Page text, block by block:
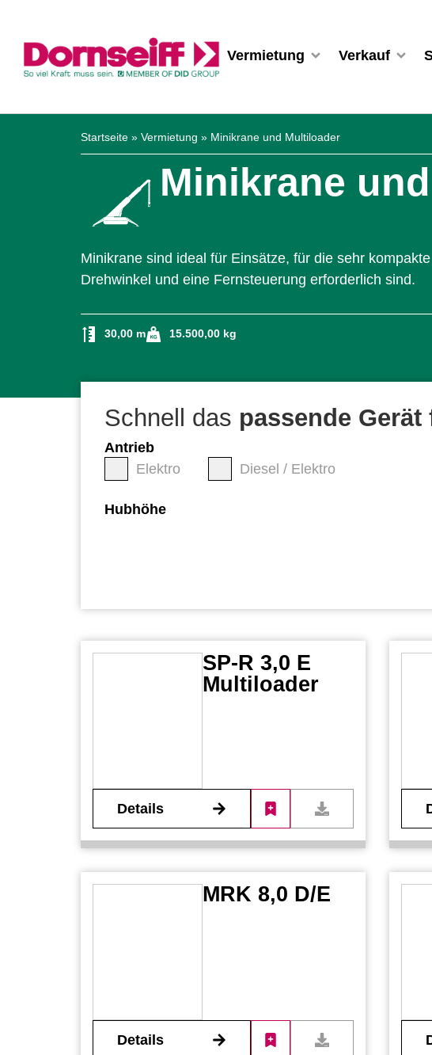
Vermietung Verkauf
Startseite » Vermietung » Minikrane und Multiloader
Minikrane
Minikrane sind ideal für Einsätze, für die sehr
Drehwinkel und eine Fernsteuerung erforderlich sind.
30,00 m 15.500,00 kg
Schnell das passende Gerät
Antrieb
Elektro
Diesel / Elektro
Hubhöhe
SP-R 3,0 E
Multiloader
Details
MRK 8,0 D/E
Details